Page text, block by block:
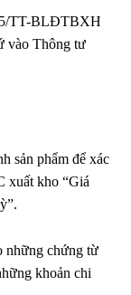
TT-BLĐTBXH
vào Thông tư
sản phẩm để xác
xuất kho “Giá
những chứng từ
khoản chi